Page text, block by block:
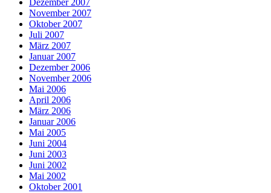
Dezember 2007
November 2007
Oktober 2007
Juli 2007
März 2007
Januar 2007
Dezember 2006
November 2006
Mai 2006
April 2006
März 2006
Januar 2006
Mai 2005
Juni 2004
Juni 2003
Juni 2002
Mai 2002
Oktober 2001